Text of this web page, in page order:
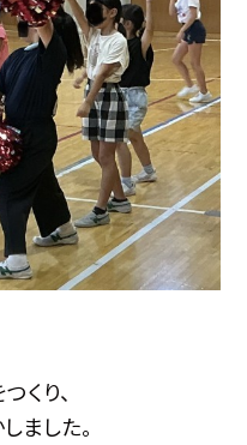
くり、
ました。